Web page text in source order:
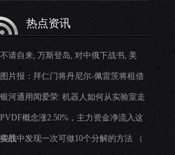
热点资讯
不请自来, 万斯登岛, 对中俄下战书, 美
图片报：拜仁门将丹尼尔-佩雷茨将租借
银河通用闻爱荣: 机器人如何从实验室走
PVDF概念涨2.50%，主力资金净流入这
些股
实战中发现一次可做10个分解的方法 （